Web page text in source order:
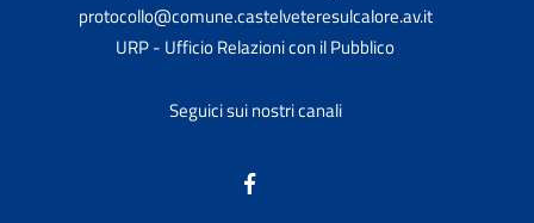
protocollo@comune.castelveteresulcalore.av.it
URP - Ufficio Relazioni con il Pubblico
Seguici sui nostri canali